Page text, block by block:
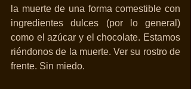
la muerte de una forma comestible con
ingredientes dulces (por lo general)
como el azúcar y el chocolate. Estamos
riéndonos de la muerte. Ver su rostro de
frente. Sin miedo.